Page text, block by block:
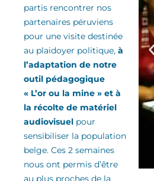
partis rencontrer nos
partenaires péruviens
pour une visite destinée
au plaidoyer politique, à
l’adaptation de notre
outil pédagogique
« L’or ou la mine » et à
la récolte de matériel
audiovisuel pour
sensibiliser la population
belge. Ces 2 semaines
nous ont permis d’être
au plus proches de la